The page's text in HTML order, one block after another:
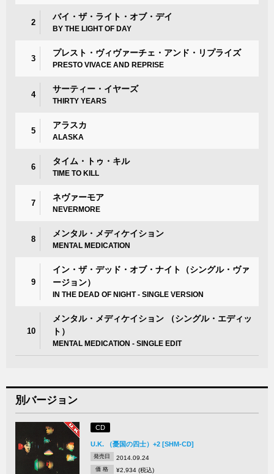
2
バイ・ザ・ライト・オブ・デイ
BY THE LIGHT OF DAY
3
プレスト・ヴィヴァーチェ・アンド・リプライズ
PRESTO VIVACE AND REPRISE
4
サーティー・イヤーズ
THIRTY YEARS
5
アラスカ
ALASKA
6
タイム・トゥ・キル
TIME TO KILL
7
ネヴァーモア
NEVERMORE
8
メンタル・メディケイション
MENTAL MEDICATION
9
イン・ザ・デッド・オブ・ナイト（シングル・ヴァ
ージョン）
IN THE DEAD OF NIGHT - SINGLE VERSION
10
メンタル・メディケイション （シングル・エディッ
ト）
MENTAL MEDICATION - SINGLE EDIT
別バージョン
CD
U.K. （憂国の四士）+2 [SHM-CD]
発売日 2014.09.24
価 格 ¥2,934 (税込)